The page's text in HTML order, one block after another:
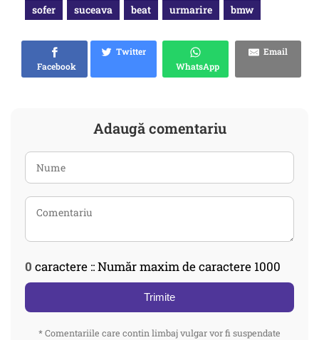
sofer suceava beat urmarire bmw
Facebook
Twitter
WhatsApp
Email
Adaugă comentariu
0 caractere :: Număr maxim de caractere 1000
Trimite
* Comentariile care contin limbaj vulgar vor fi suspendate